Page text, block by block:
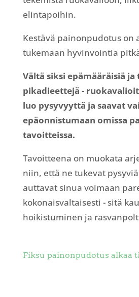
elintapoihin.
Kestävä painonpudotus on
tukemaan hyvinvointia
Vältä siksi epämääräisiä
pikadieettejä -
luo pysyvyyttä ja saavat
epäonnistumaan omissa
tavoitteissa.
Tavoitteena on muokata
niin, että ne tukevat
auttavat sinua voimaan
kokonaisvaltaisesti - sitä
hoikistuminen ja
Fiksu painonpudotus alkaa